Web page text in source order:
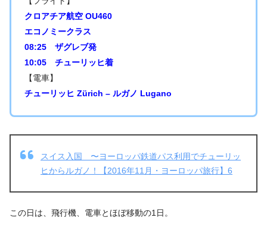
クロアチア航空 OU460
エコノミークラス
08:25 ザグレブ発
10:05 チューリッヒ着
【電車】
チューリッヒ Zürich – ルガノ Lugano
スイス入国 〜ヨーロッパ鉄道パス利用でチューリッ
ヒからルガノ！【2016年11月・ヨーロッパ旅行】6
この日は、飛行機、電車とほぼ移動の1日。